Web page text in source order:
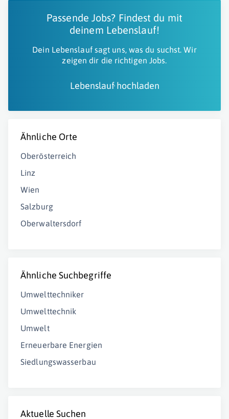
Passende Jobs? Findest du mit
deinem Lebenslauf!
Dein Lebenslauf sagt uns, was du suchst. Wir
zeigen dir die richtigen Jobs.
Lebenslauf hochladen
Ähnliche Orte
Oberösterreich
Linz
Wien
Salzburg
Oberwaltersdorf
Ähnliche Suchbegriffe
Umwelttechniker
Umwelttechnik
Umwelt
Erneuerbare Energien
Siedlungswasserbau
Aktuelle Suchen